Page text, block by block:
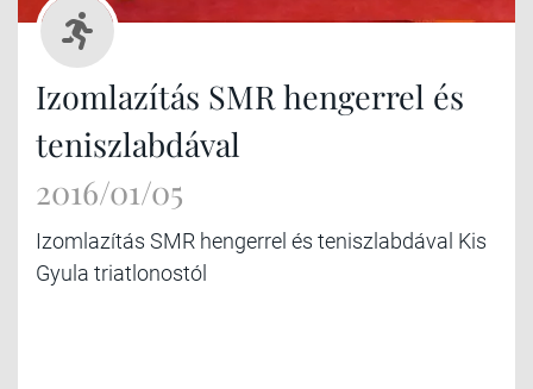
Izomlazítás SMR hengerrel és
teniszlabdával
2016/01/05
Izomlazítás SMR hengerrel és teniszlabdával Kis
Gyula triatlonostól